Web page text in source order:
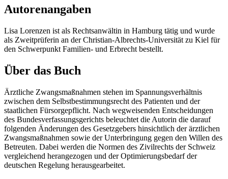
Autorenangaben
Lisa Lorenzen ist als Rechtsanwältin in Hamburg tätig und wurde
als Zweitprüferin an der Christian-Albrechts-Universität zu Kiel für
den Schwerpunkt Familien- und Erbrecht bestellt.
Über das Buch
Ärztliche Zwangsmaßnahmen stehen im Spannungsverhältnis
zwischen dem Selbstbestimmungsrecht des Patienten und der
staatlichen Fürsorgepflicht. Nach wegweisenden Entscheidungen
des Bundesverfassungsgerichts beleuchtet die Autorin die darauf
folgenden Änderungen des Gesetzgebers hinsichtlich der ärztlichen
Zwangsmaßnahmen sowie der Unterbringung gegen den Willen des
Betreuten. Dabei werden die Normen des Zivilrechts der Schweiz
vergleichend herangezogen und der Optimierungsbedarf der
deutschen Regelung herausgearbeitet.